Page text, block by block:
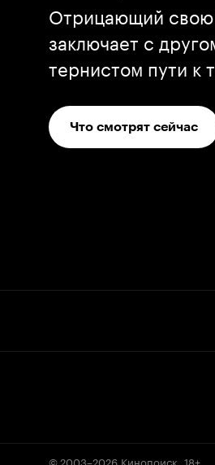
Отрицающий свою
заключает с
тернистом пути к
Что смотрят сейчас
© 2003–2026 Кинопоиск 18+